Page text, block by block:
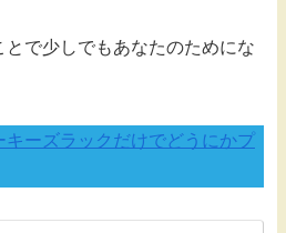
で少しでもあなたのためにな
ーズラックだけでどうにかプ